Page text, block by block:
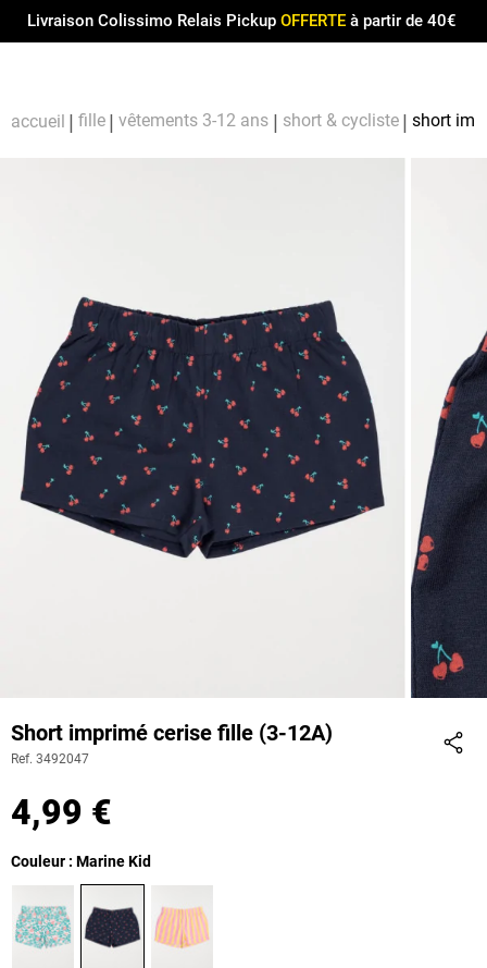
Livraison Colissimo Relais Pickup OFFERTEà partir de 40€
accueil fille vêtements 3-12 ans short & cycliste short
Short imprimé cerise fille (3-12A)
Ref. 3492047
4,99 €
Couleur : Marine Kid